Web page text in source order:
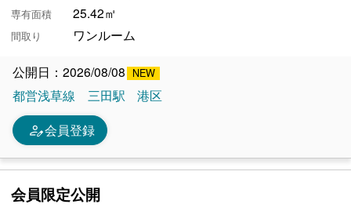
専有面積 25.42㎡
間取り ワンルーム
公開日：2026/08/08
都営浅草線
三田駅 港区
person_edit会員登録
会員限定公開